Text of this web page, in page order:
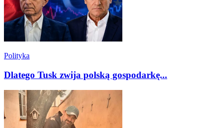
Polityka
Dlatego Tusk zwija polską gospodarkę...